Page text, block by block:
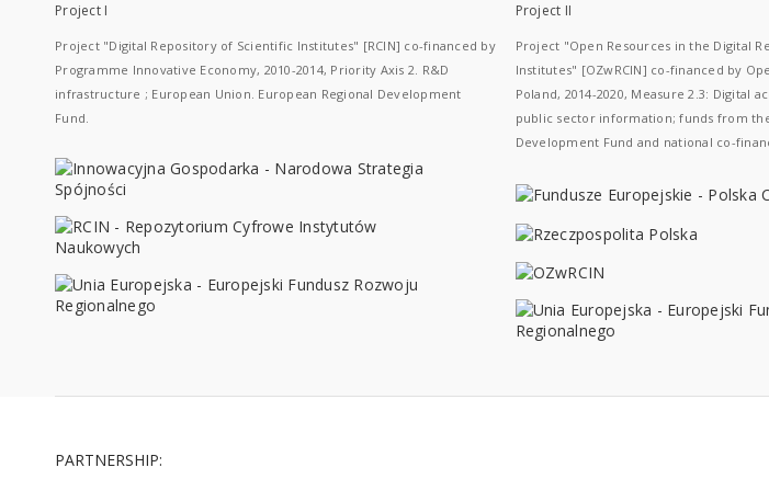
Project I
Project "Digital Repository of Scientific Institutes" [RCIN] co-financed by
Programme Innovative Economy, 2010-2014, Priority Axis 2. R&D
infrastructure ; European Union. European Regional Development
Fund.
Project II
Project "Open Resources in the Digital
Institutes" [OZwRCIN] co-financed by
Poland, 2014-2020, Measure 2.3: Digital
public sector information; funds from
Development Fund and national co-
PARTNERSHIP: